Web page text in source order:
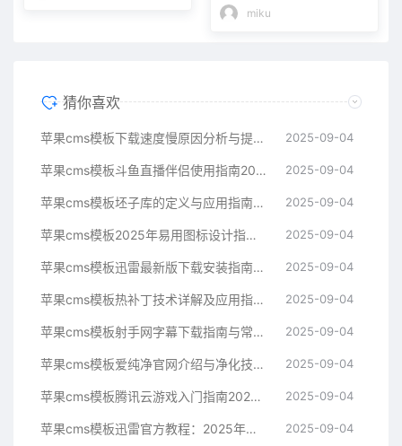
miku
猜你喜欢
苹果cms模板下载速度慢原因分析与提升技巧指南苹果cms 2025-09-04
苹果cms模板斗鱼直播伴侣使用指南2025年新手必看苹果cms 2025-09-04
苹果cms模板坯子库的定义与应用指南苹果cms 2025-09-04
苹果cms模板2025年易用图标设计指南帮助提升界面美观苹果cms 2025-09-04
苹果cms模板迅雷最新版下载安装指南与常见问题解决方案苹果cms 2025-09-04
苹果cms模板热补丁技术详解及应用指南苹果cms 2025-09-04
苹果cms模板射手网字幕下载指南与常见问题解决方案苹果cms 2025-09-04
苹果cms模板爱纯净官网介绍与净化技术科普指南苹果cms 2025-09-04
苹果cms模板腾讯云游戏入门指南2025年最新技术解析苹果cms 2025-09-04
苹果cms模板迅雷官方教程：2025年最新下载与使用指南苹果cms 2025-09-04